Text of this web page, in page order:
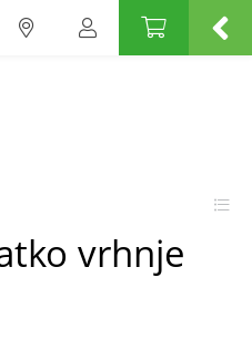
vrhnje